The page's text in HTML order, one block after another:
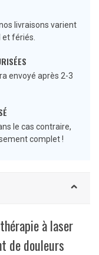
livraisons varient
fériés.
envoyé après 2-3
le cas contraire,
complet !
à laser
de douleurs